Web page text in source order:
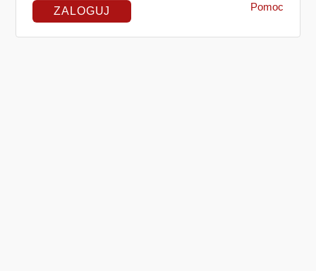
Pomoc